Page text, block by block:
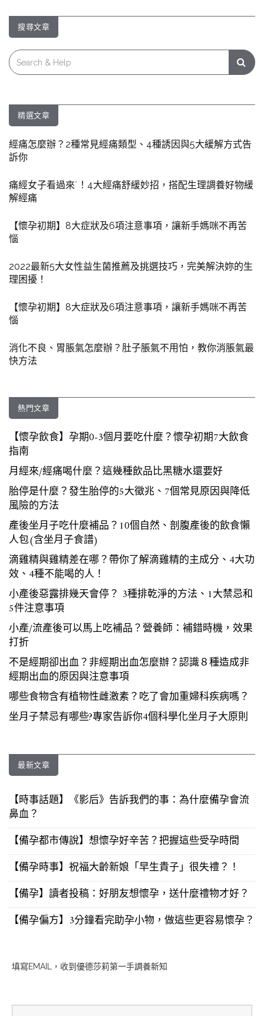
搜尋文章
Search
for:
精選文章
經痛怎麼辦？2種常見經痛類型、4種誘因與5大緩解方式告
訴你
痛經女子看過來˙！4大經痛舒緩妙招，搭配生理調養好物緩
解經痛
【懷孕初期】8大症狀及6項注意事項，讓新手媽咪不再苦
惱
2022最新5大女性益生菌推薦及挑選技巧，完美解決妳的生
理困擾！
【懷孕初期】8大症狀及6項注意事項，讓新手媽咪不再苦
惱
消化不良、胃脹氣怎麼辦？肚子脹氣不用怕，教你消脹氣最
快方法
熱門文章
【懷孕飲食】孕期0-3個月要吃什麼？懷孕初期7大飲食
指南
月經來/經痛喝什麼？這幾種飲品比黑糖水還要好
胎停是什麼？發生胎停的5大徵兆、7個常見原因與降低
風險的方法
產後坐月子吃什麼補品？10個自然、剖腹產後的飲食懶
人包(含坐月子食譜)
滴雞精與雞精差在哪？帶你了解滴雞精的主成分、4大功
效、4種不能喝的人！
小產後惡露排幾天會停？ 3種排乾淨的方法、1大禁忌和
5件注意事項
小產/流產後可以馬上吃補品？營養師：補錯時機，效果
打折
不是經期卻出血？非經期出血怎麼辦？認識８種造成非
經期出血的原因與注意事項
哪些食物含有植物性雌激素？吃了會加重婦科疾病嗎？
坐月子禁忌有哪些?專家告訴你4個科學化坐月子大原則
最新文章
【時事話題】《影后》告訴我們的事：為什麼備孕會流
鼻血？
【備孕都市傳說】想懷孕好辛苦？把握這些受孕時間
【備孕時事】祝福大齡新娘「早生貴子」很失禮？！
【備孕】讀者投稿：好朋友想懷孕，送什麼禮物才好？
【備孕偏方】3分鐘看完助孕小物，做這些更容易懷孕？
填寫EMAIL，收到優德莎莉第一手調養新知